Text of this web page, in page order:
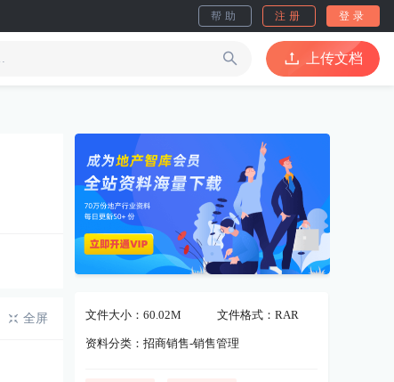
帮助 注册 登录
上传文档
全屏 文件大小：60.02M 文件格式：RAR
资料分类：招商销售-销售管理